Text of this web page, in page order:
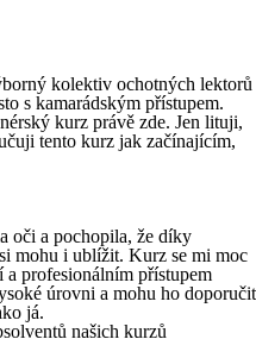
kolektiv ochotných lektorů
s kamarádským přístupem.
kurz právě zde. Jen lituji,
tento kurz jak začínajícím,
oči a pochopila, že díky
mohu i ublížit. Kurz se mi moc
profesionálním přístupem
úrovni a mohu ho doporučit
já.
našich kurzů